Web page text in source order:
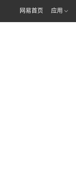
网易首页 应用